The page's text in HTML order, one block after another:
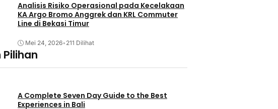
Analisis Risiko Operasional pada Kecelakaan
KA Argo Bromo Anggrek dan KRL Commuter
Line di Bekasi Timur
Mei 24, 2026• 211 Dilihat
Pilihan
A Complete Seven Day Guide to the Best
Experiences in Bali